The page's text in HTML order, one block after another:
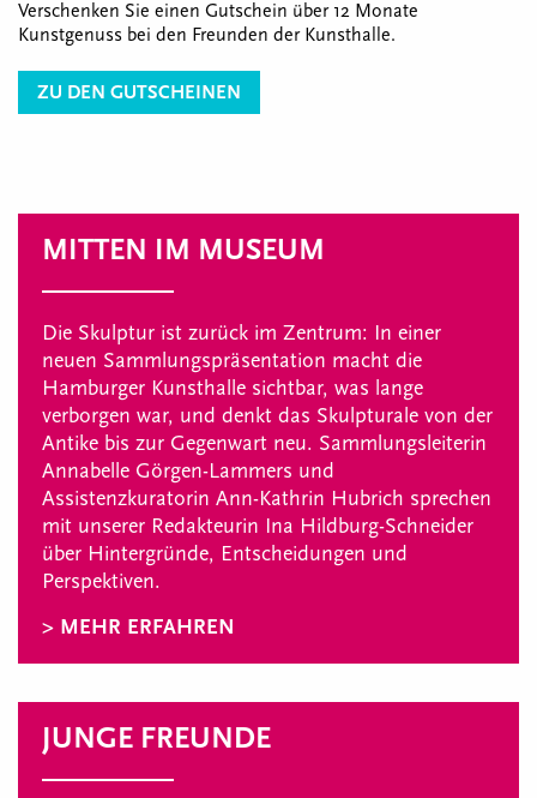
Verschenken Sie einen Gutschein über 12 Monate
Kunstgenuss bei den Freunden der Kunsthalle.
ZU DEN GUTSCHEINEN
MITTEN IM MUSEUM
Die Skulptur ist zurück im Zentrum: In einer
neuen Sammlungspräsentation macht die
Hamburger Kunsthalle sichtbar, was lange
verborgen war, und denkt das Skulpturale von der
Antike bis zur Gegenwart neu. Sammlungsleiterin
Annabelle Görgen-Lammers und
Assistenzkuratorin Ann-Kathrin Hubrich sprechen
mit unserer Redakteurin Ina Hildburg-Schneider
über Hintergründe, Entscheidungen und
Perspektiven.
> MEHR ERFAHREN
JUNGE FREUNDE